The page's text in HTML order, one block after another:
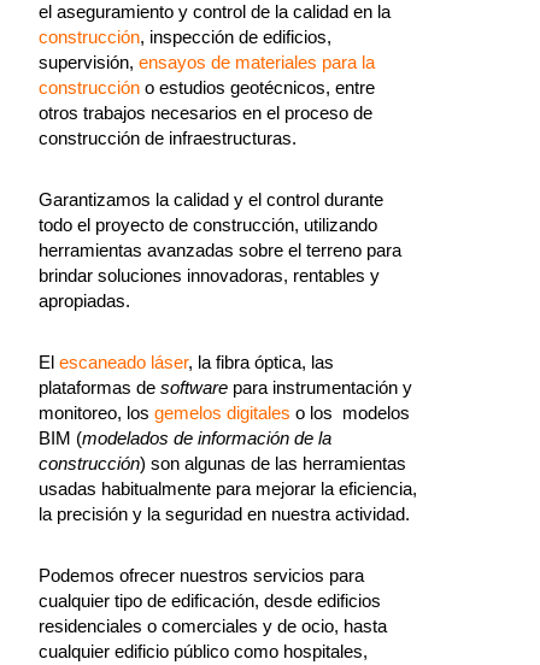
el aseguramiento y control de la calidad en la
construcción, inspección de edificios,
supervisión, ensayos de materiales para la
construcción o estudios geotécnicos, entre
otros trabajos necesarios en el proceso de
construcción de infraestructuras.
Garantizamos la calidad y el control durante
todo el proyecto de construcción, utilizando
herramientas avanzadas sobre el terreno para
brindar soluciones innovadoras, rentables y
apropiadas.
El escaneado láser, la fibra óptica, las
plataformas de software para instrumentación y
monitoreo, los gemelos digitales o los modelos
BIM (modelados de información de la
construcción) son algunas de las herramientas
usadas habitualmente para mejorar la eficiencia,
la precisión y la seguridad en nuestra actividad.
Podemos ofrecer nuestros servicios para
cualquier tipo de edificación, desde edificios
residenciales o comerciales y de ocio, hasta
cualquier edificio público como hospitales,